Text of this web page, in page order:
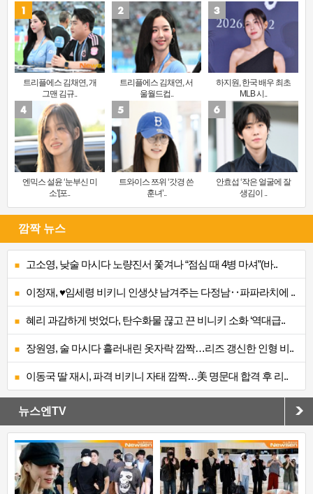
트리플에스 김채연, 개
그맨 김규..
트리플에스 김채연, 서
울월드컵..
하지원, 한국 배우 최초
MLB 시..
엔믹스 설윤 ‘눈부신 미
소’[포..
트와이스 쯔위 ‘갓경 쓴
훈녀’..
안효섭 ‘작은 얼굴에 잘
생김이 ..
깜짝 뉴스
고소영, 낮술 마시다 노량진서 쫓겨나 “점심 때 4병 마셔”(바..
이정재, ♥임세령 비키니 인생샷 남겨주는 다정남‥파파라치에 ..
혜리 과감하게 벗었다, 탄수화물 끊고 끈 비니키 소화 ‘역대급..
장원영, 술 마시다 흘러내린 옷자락 깜짝…리즈 갱신한 인형 비..
이동국 딸 재시, 파격 비키니 자태 깜짝…美 명문대 합격 후 리..
뉴스엔TV